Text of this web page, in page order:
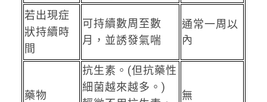
若出現症
狀持續時
間
可持續數周至數
月，並誘發氣喘
通常一周以
內
藥物
抗生素。(但抗藥性
細菌越來越多。)
無